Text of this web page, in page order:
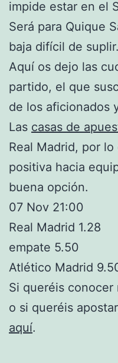
impide estar en el
Será para Quique
baja difícil de suplir.
Aquí os dejo las
partido, el que
de los aficionados
Las casas de
Real Madrid, por
positiva hacia
buena opción.
07 Nov 21:00
Real Madrid 1.28
empate 5.50
Atlético Madrid
Si queréis conocer
o si queréis
aquí.